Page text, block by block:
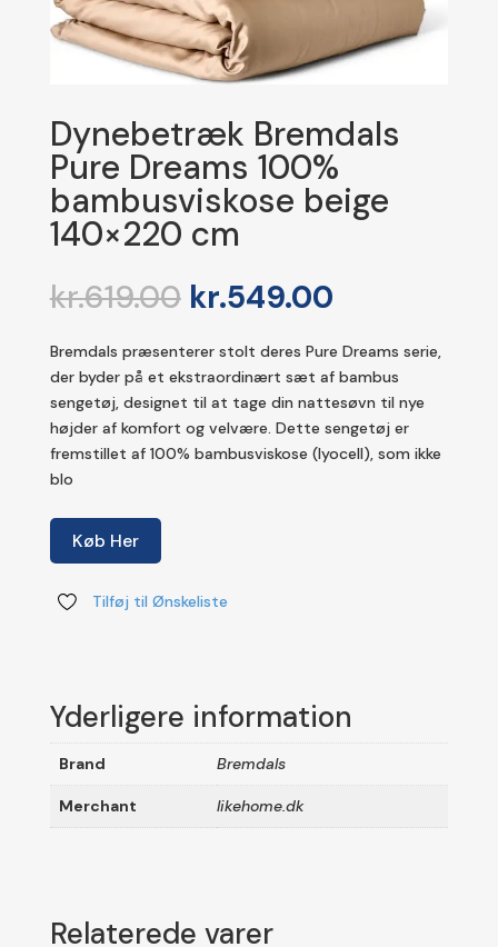
Dynebetræk Bremdals
Pure Dreams 100%
bambusviskose beige
140×220 cm
kr.619.00 Den
oprindelige
pris
var:
kr.619.00.
kr.549.00Den
pris
er:
kr.549.00.
Bremdals præsenterer stolt deres Pure Dreams serie,
der byder på et ekstraordinært sæt af bambus
sengetøj, designet til at tage din nattesøvn til nye
højder af komfort og velvære. Dette sengetøj er
fremstillet af 100% bambusviskose (lyocell), som ikke
blo
Køb Her
Tilføj til Ønskeliste
Yderligere information
Brand Bremdals
Merchant likehome.dk
Relaterede varer